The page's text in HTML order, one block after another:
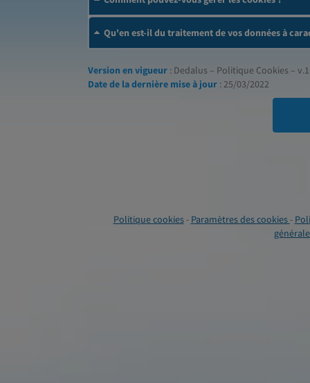
Qu'en est-il du traitement de vos données à
Version en vigueur : Dedalus – Politique Cookies –
Date de la dernière mise à jour : 25/03/2022
Politique cookies- Paramètres des cookies-